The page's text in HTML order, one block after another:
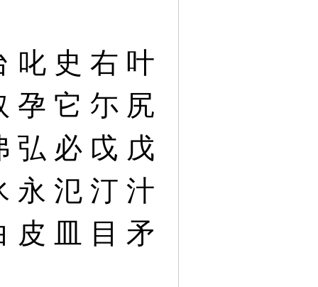
叱 史 右 叶
孕 它 尓 尻
弘 必 戉 戊
永 氾 汀 汁
皮 皿 目 矛